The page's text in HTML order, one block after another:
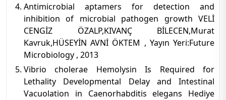
Antimicrobial aptamers for detection and
inhibition of microbial pathogen growth VELİ
CENGİZ ÖZALP,KIVANÇ BİLECEN,Murat
Kavruk,HÜSEYİN AVNİ ÖKTEM , Yayın Yeri:Future
Microbiology , 2013
Vibrio cholerae Hemolysin Is Required for
Lethality Developmental Delay and Intestinal
Vacuolation in Caenorhabditis elegans Hediye